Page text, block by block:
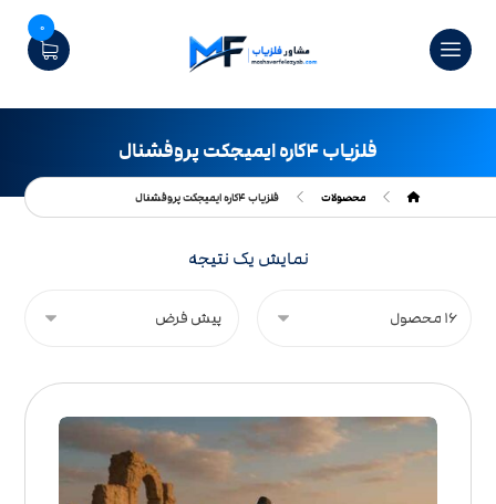
0
فلزیاب ۴کاره ایمیجکت پروفشنال
محصولات فلزیاب ۴کاره ایمیجکت پروفشنال
نمایش یک نتیجه